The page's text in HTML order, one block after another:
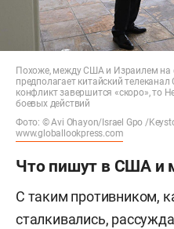
Похоже, между США и Израилем на
предполагает китайский
конфликт завершится «скоро», то
боевых действий
Фото: © Avi Ohayon/Israel Gpo /
www.globallookpress.com
Что пишут в США и
С таким противником,
сталкивались,